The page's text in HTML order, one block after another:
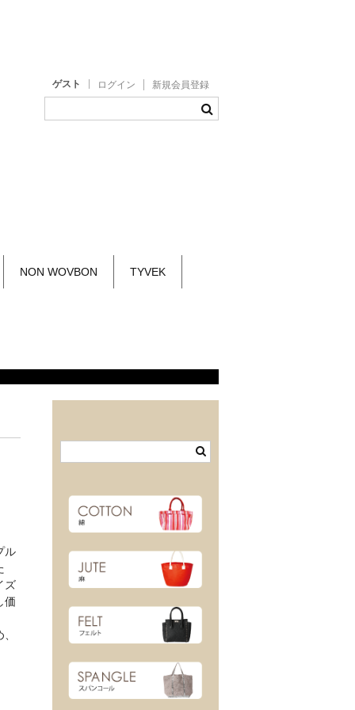
ゲスト ログイン 新規会員登録
NON WOVBON TYVEK
ル
ズ
価